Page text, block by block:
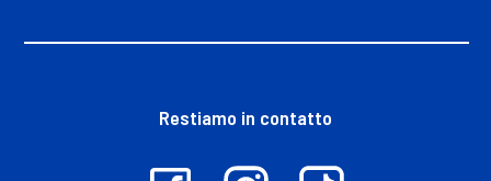
Restiamo in contatto